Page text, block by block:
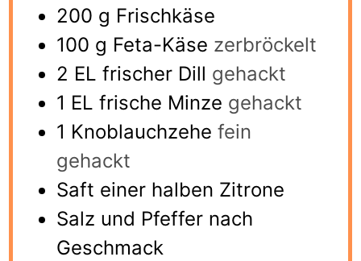
200 g Frischkäse
100 g Feta-Käse zerbröckelt
2 EL frischer Dill gehackt
1 EL frische Minze gehackt
1 Knoblauchzehe fein
gehackt
Saft einer halben Zitrone
Salz und Pfeffer nach
Geschmack